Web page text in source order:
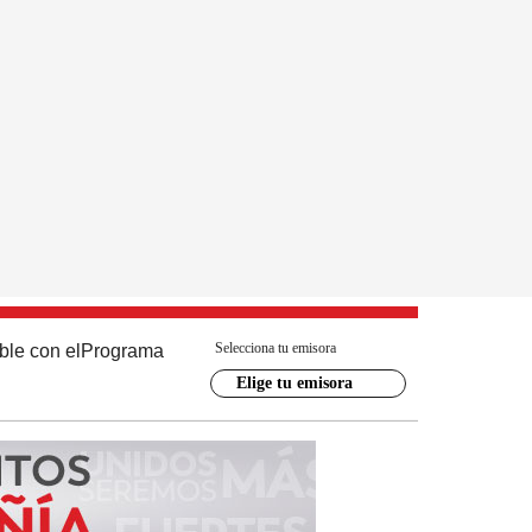
con el Programa Selecciona tu emisora
Elige tu emisora